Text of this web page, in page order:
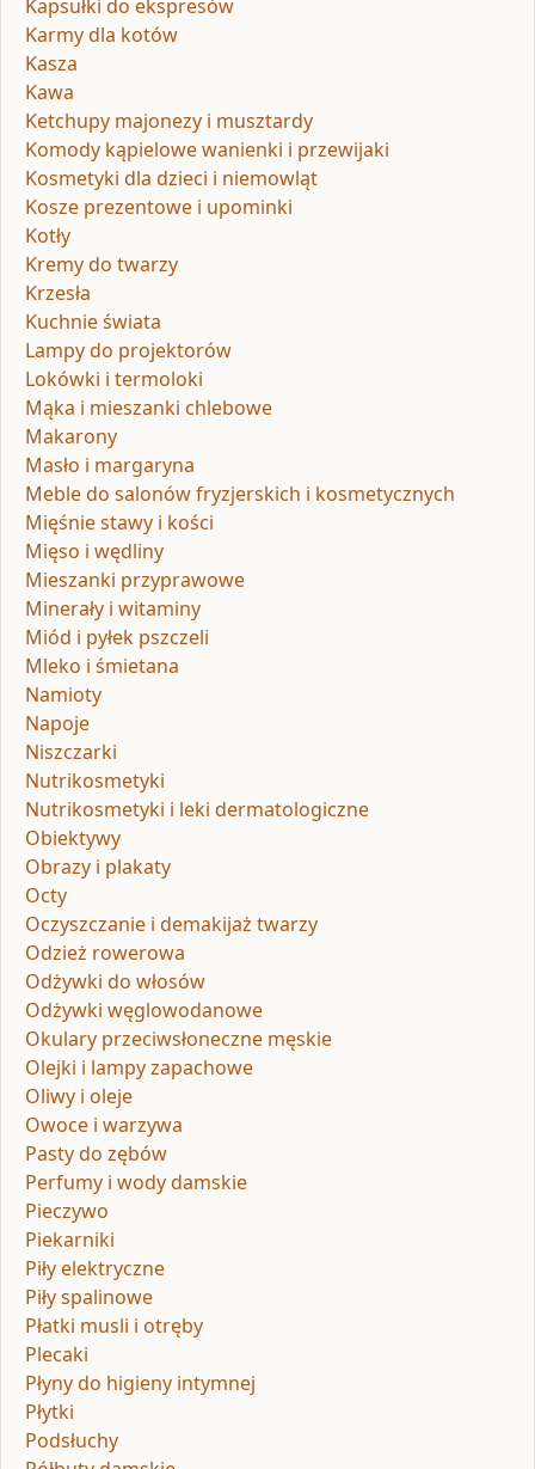
Kapsułki do ekspresów
Karmy dla kotów
Kasza
Kawa
Ketchupy majonezy i musztardy
Komody kąpielowe wanienki i przewijaki
Kosmetyki dla dzieci i niemowląt
Kosze prezentowe i upominki
Kotły
Kremy do twarzy
Krzesła
Kuchnie świata
Lampy do projektorów
Lokówki i termoloki
Mąka i mieszanki chlebowe
Makarony
Masło i margaryna
Meble do salonów fryzjerskich i kosmetycznych
Mięśnie stawy i kości
Mięso i wędliny
Mieszanki przyprawowe
Minerały i witaminy
Miód i pyłek pszczeli
Mleko i śmietana
Namioty
Napoje
Niszczarki
Nutrikosmetyki
Nutrikosmetyki i leki dermatologiczne
Obiektywy
Obrazy i plakaty
Octy
Oczyszczanie i demakijaż twarzy
Odzież rowerowa
Odżywki do włosów
Odżywki węglowodanowe
Okulary przeciwsłoneczne męskie
Olejki i lampy zapachowe
Oliwy i oleje
Owoce i warzywa
Pasty do zębów
Perfumy i wody damskie
Pieczywo
Piekarniki
Piły elektryczne
Piły spalinowe
Płatki musli i otręby
Plecaki
Płyny do higieny intymnej
Płytki
Podsłuchy